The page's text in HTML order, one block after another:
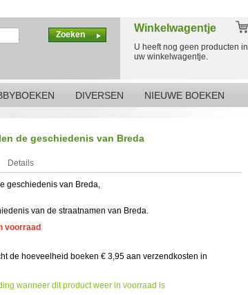
Zoeken
Winkelwagentje
U heeft nog geen producten in
uw winkelwagentje.
DIVERSEN NIEUWE BOEKEN
de geschiedenis van Breda
Details
geschiedenis van Breda,
van de straatnamen van Breda.
voorraad
de hoeveelheid boeken € 3,95 aan verzendkosten in
wanneer dit product weer in voorraad is